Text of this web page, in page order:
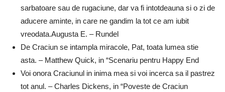
sarbatoare sau de rugaciune, dar va fi intotdeauna si o zi de
aducere aminte, in care ne gandim la tot ce am iubit
vreodata.Augusta E. – Rundel
De Craciun se intampla miracole, Pat, toata lumea stie
asta. – Matthew Quick, in “Scenariu pentru Happy End
Voi onora Craciunul in inima mea si voi incerca sa il pastrez
tot anul. – Charles Dickens, in “Poveste de Craciun